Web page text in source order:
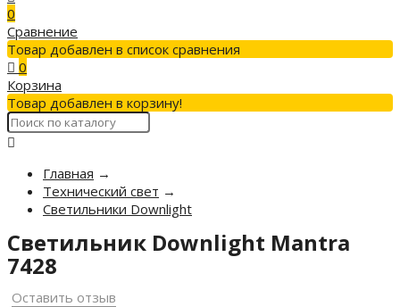
0
Сравнение
Товар добавлен в список сравнения
0
Корзина
Товар добавлен в корзину!
Главная →
Технический свет →
Светильники Downlight
Светильник Downlight Mantra
7428
Оставить отзыв